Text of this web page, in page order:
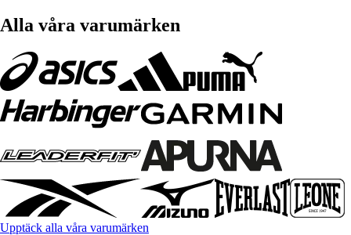
Alla våra varumärken
Upptäck alla våra varumärken